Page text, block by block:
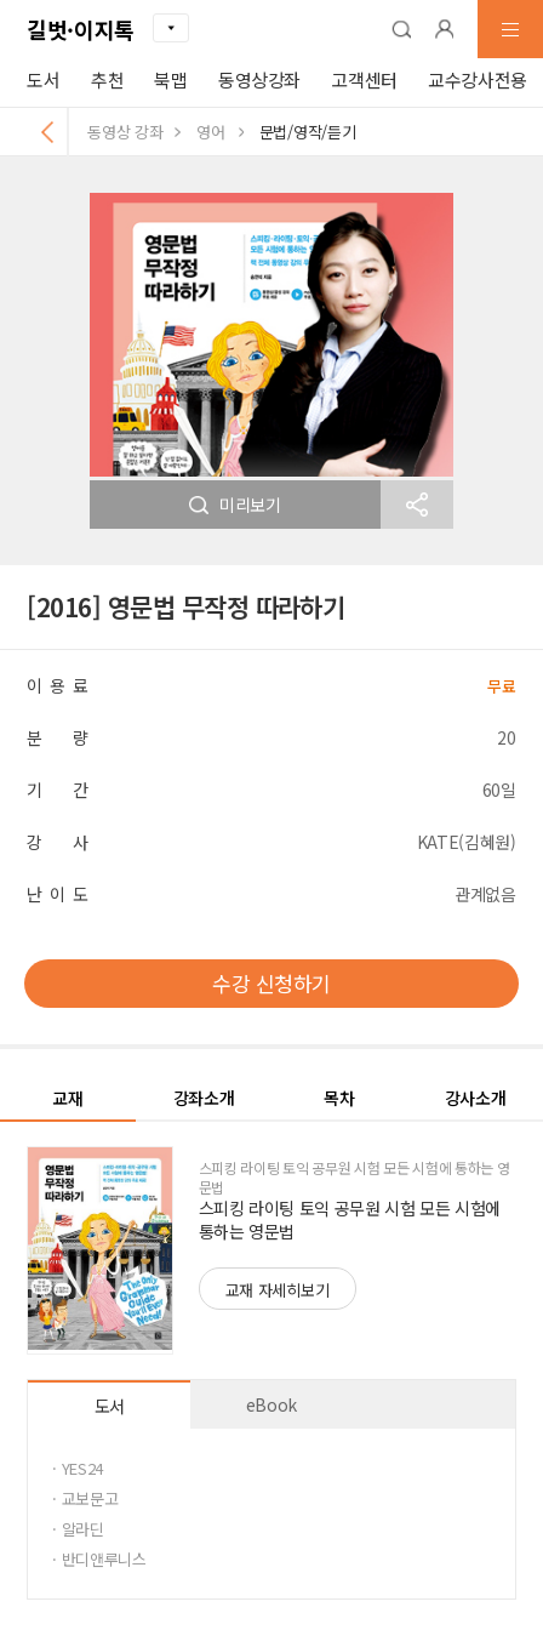
길벗·이지톡
도서 추천 북맵 동영상강좌 고객센터 교수강사전용
동영상 강좌 영어 문법/영작/듣기
미리보기
[2016] 영문법 무작정 따라하기
이 용 료 무료
분 량 20
기 간 60일
강 사 KATE(김혜원)
난 이 도 관계없음
수강 신청하기
교재 강좌소개 목차 강사소개
스피킹 라이팅 토익 공무원 시험 모든 시험에 통하는 영
문법
스피킹 라이팅 토익 공무원 시험 모든 시험에
통하는 영문법
교재 자세히보기
도서 eBook
· YES24
· 교보문고
· 알라딘
· 반디앤루니스